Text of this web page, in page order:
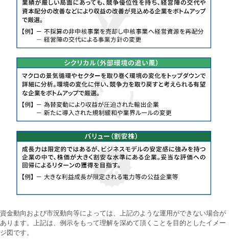
資金動向および市況動向等によっては、上記のような運用ができない場合が
あります。上記は、例示をもって理解を深めて頂くことを目的としたイメー
ジ図です。